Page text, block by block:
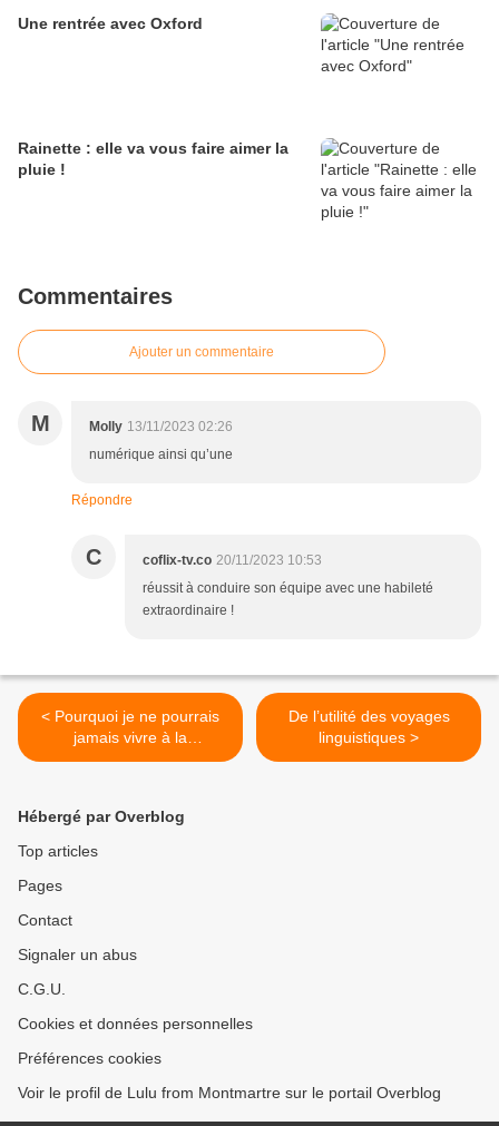
Une rentrée avec Oxford
Rainette : elle va vous faire aimer la
pluie !
Commentaires
Ajouter un commentaire
M Molly 13/11/2023 02:26
numérique ainsi qu’une
Répondre
C coflix-tv.co 20/11/2023 10:53
réussit à conduire son équipe avec une habileté
extraordinaire !
< Pourquoi je ne pourrais
jamais vivre à la
campagne…
De l’utilité des voyages
linguistiques >
Hébergé par Overblog
Top articles
Pages
Contact
Signaler un abus
C.G.U.
Cookies et données personnelles
Préférences cookies
Voir le profil de Lulu from Montmartre sur le portail Overblog